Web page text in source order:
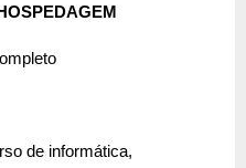
de informática,